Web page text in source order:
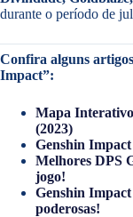
durante o período de
Confira alguns
Impact”:
Mapa
(2023)
Genshin Impact
Melhores DPS
jogo!
Genshin Impact
poderosas!